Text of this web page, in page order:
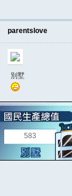
parentslove
別墅
583